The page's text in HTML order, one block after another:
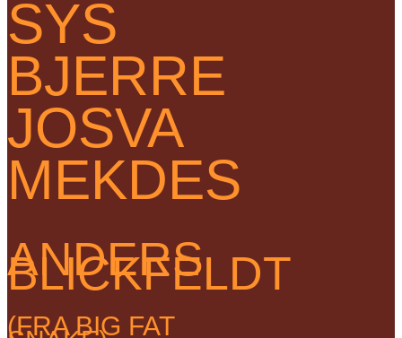
SYS
BJERRE
JOSVA
MEKDES
ANDERS
BLICKFELDT
(FRA BIG FAT